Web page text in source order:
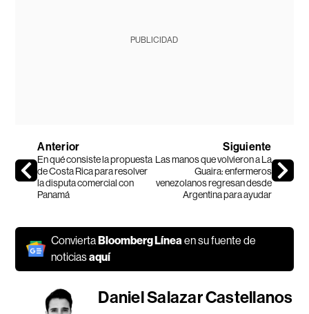
PUBLICIDAD
Anterior
En qué consiste la propuesta
de Costa Rica para resolver
la disputa comercial con
Panamá
Siguiente
Las manos que volvieron a La
Guaira: enfermeros
venezolanos regresan desde
Argentina para ayudar
ConviertaBloomberg Líneaen su fuente de
noticiasaquí
Daniel Salazar Castellanos